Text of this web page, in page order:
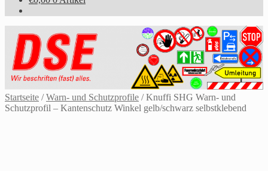
Startseite /Warn- und Schutzprofile /Knuffi SHG Warn- und
Schutzprofil – Kantenschutz Winkel gelb/schwarz selbstklebend